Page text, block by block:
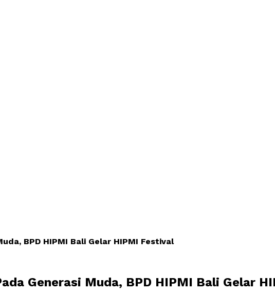
BPD HIPMI Bali Gelar HIPMI Festival
Generasi Muda, BPD HIPMI Bali Gelar